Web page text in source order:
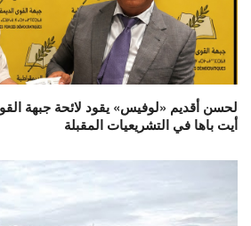
لحسن أقديم «لوفيس» يقود لائحة جبهة
أيت باها في التشريعيات المقبلة